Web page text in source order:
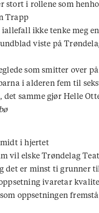
stort i rollene som
Trapp
iallefall ikke tenke meg
viste på
som smitter over
i alderen fem til
det samme gjør Helle
i hjertet
vil elske Trøndelag
det er minst ti grunner
ivaretar
oppsetningen